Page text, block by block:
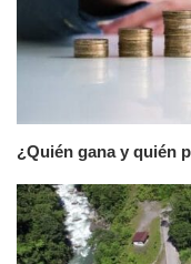
¿Quién gana y quién